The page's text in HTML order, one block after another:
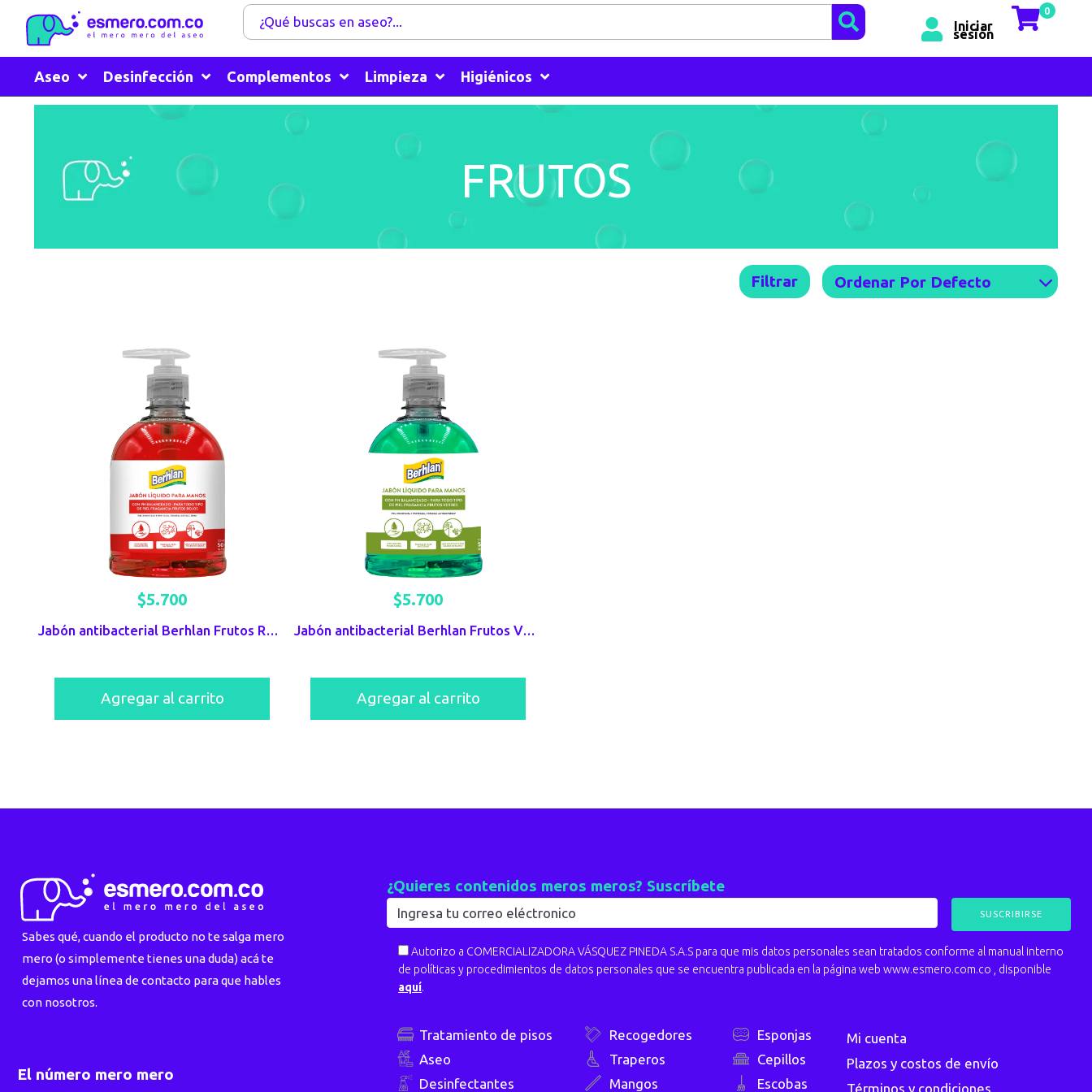
Iniciar
sesión
0
Aseo Desinfección Complementos Limpieza Higiénicos
FRUTOS
Filtrar
Jabón antibacterial Berhlan Frutos Rojos
$5.700
Agregar al carrito
Jabón antibacterial Berhlan Frutos Verdes
$5.700
Agregar al carrito
Sabes qué, cuando el producto no te salga mero
mero (o simplemente tienes una duda) acá te
dejamos una línea de contacto para que hables
con nosotros.
El número mero mero
¿Quieres contenidos meros meros? Suscríbete
Autorizo a COMERCIALIZADORA VÁSQUEZ PINEDA S.A.S para que mis datos personales sean tratados conforme al manual interno
de políticas y procedimientos de datos personales que se encuentra publicada en la página web www.esmero.com.co , disponible
aquí.
Tratamiento de pisos
Aseo
Desinfectantes
Recogedores
Traperos
Mangos
Esponjas
Cepillos
Escobas
Mi cuenta
Plazos y costos de envío
Términos y condiciones